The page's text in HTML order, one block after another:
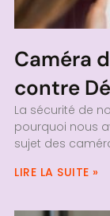
Caméra
contre
La sécurité de
pourquoi nous
sujet des
LIRE LA SUITE »